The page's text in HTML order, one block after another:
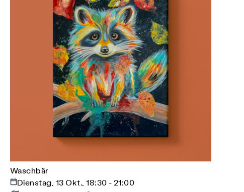
Waschbär
Dienstag, 13 Okt., 18:30 - 21:00